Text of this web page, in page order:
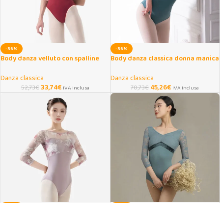
-36%
Body danza velluto con spalline
Danza classica
52,73€33,74€ IVA Inclusa
-36%
Body danza classica donna manica
Danza classica
70,73€45,26€ IVA Inclusa